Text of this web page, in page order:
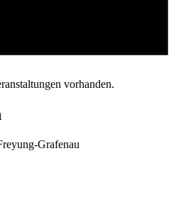
vorhanden.
Grafenau